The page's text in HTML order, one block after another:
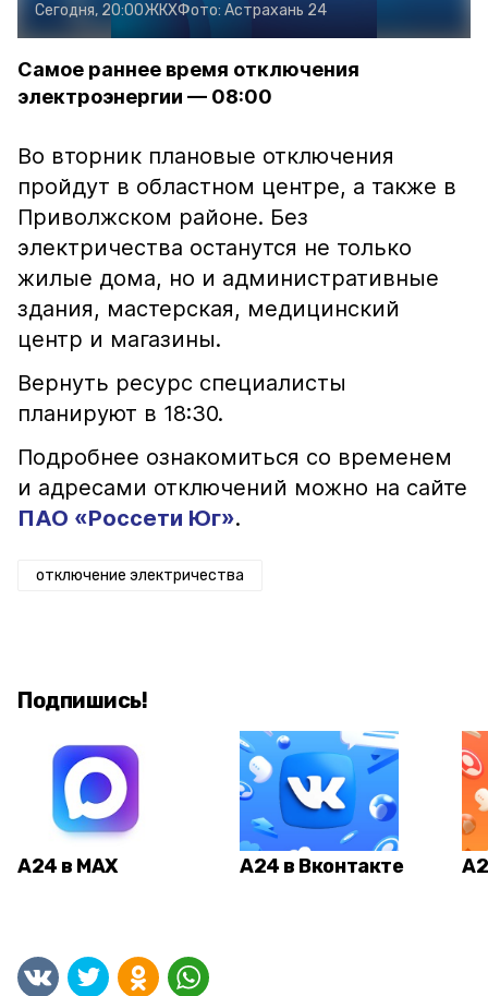
Сегодня, 20:00ЖКХФото: Астрахань 24
Самое раннее время отключения
электроэнергии — 08:00
Во вторник плановые отключения
пройдут в областном центре, а также в
Приволжском районе. Без
электричества останутся не только
жилые дома, но и административные
здания, мастерская, медицинский
центр и магазины.
Вернуть ресурс специалисты
планируют в 18:30.
Подробнее ознакомиться со временем
и адресами отключений можно на сайте
ПАО «Россети Юг».
отключение электричества
Подпишись!
А24 в MAX А24 в Вконтакте